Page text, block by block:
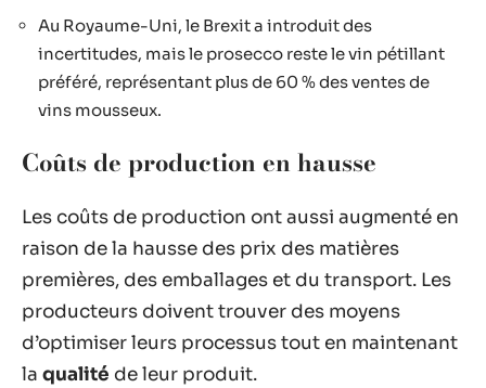
Au Royaume-Uni, le Brexit a introduit des
incertitudes, mais le prosecco reste le vin pétillant
préféré, représentant plus de 60 % des ventes de
vins mousseux.
Coûts de production en hausse
Les coûts de production ont aussi augmenté en
raison de la hausse des prix des matières
premières, des emballages et du transport. Les
producteurs doivent trouver des moyens
d’optimiser leurs processus tout en maintenant
la qualité de leur produit.